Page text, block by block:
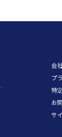
会
プ
特
お
サ